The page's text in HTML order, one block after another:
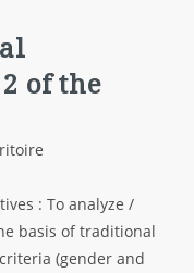
of the
: To analyze /
basis of traditional
(gender and